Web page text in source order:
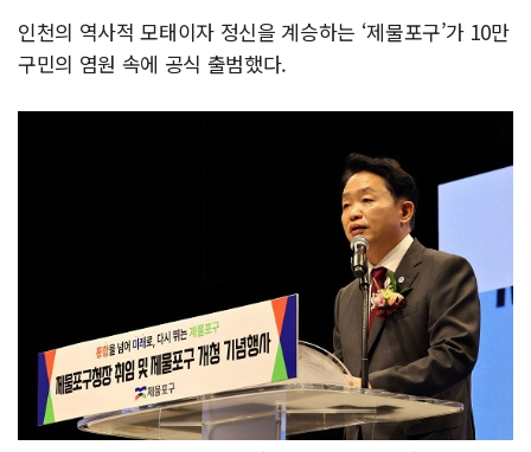
인천의 역사적 모태이자 정신을 계승하는 ‘제물포구’가 10만
구민의 염원 속에 공식 출범했다.